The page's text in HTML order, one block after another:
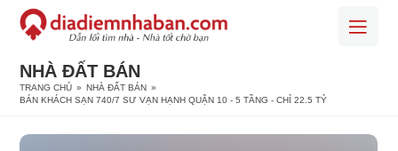
NHÀ ĐẤT BÁN
TRANG CHỦ » NHÀ ĐẤT BÁN »
BÁN KHÁCH SẠN 740/7 SƯ VẠN HẠNH QUẬN 10 - 5 TẦNG - CHỈ 22.5 TỶ